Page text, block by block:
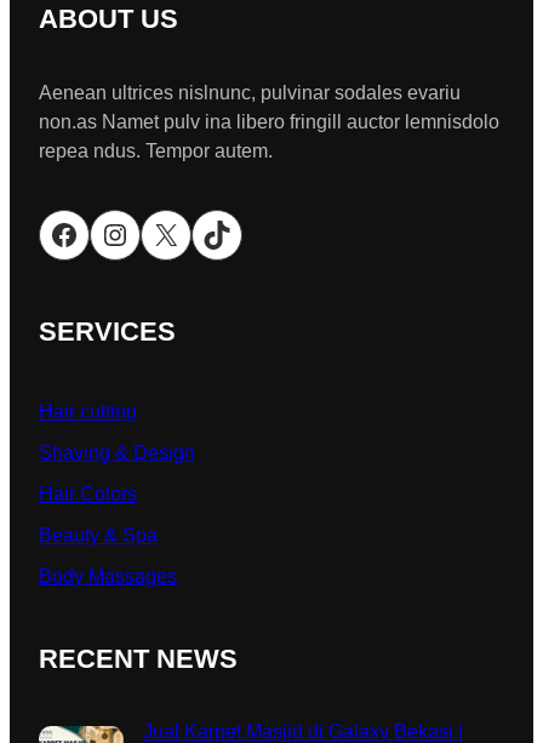
ABOUT US
Aenean ultrices nislnunc, pulvinar sodales evariu
non.as Namet pulv ina libero fringill auctor lemnisdolo
repea ndus. Tempor autem.
Facebook Instagram X TikTok
SERVICES
Hair cutting
Shaving & Design
Hair Colors
Beauty & Spa
Body Massages
RECENT NEWS
Jual Karpet Masjid di Galaxy Bekasi |